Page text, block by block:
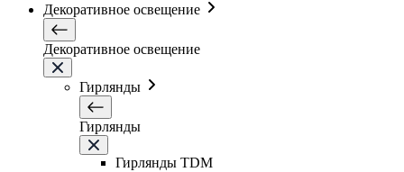
Декоративное освещение
Декоративное освещение
Гирлянды
Гирлянды
Гирлянды TDM